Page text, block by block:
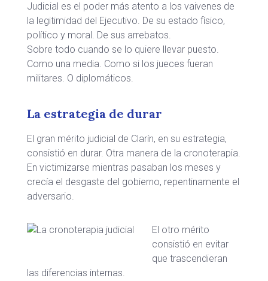
Judicial es el poder más atento a los vaivenes de
la legitimidad del Ejecutivo. De su estado físico,
político y moral. De sus arrebatos.
Sobre todo cuando se lo quiere llevar puesto.
Como una media. Como si los jueces fueran
militares. O diplomáticos.
La estrategia de durar
El gran mérito judicial de Clarín, en su estrategia,
consistió en durar. Otra manera de la cronoterapia.
En victimizarse mientras pasaban los meses y
crecía el desgaste del gobierno, repentinamente el
adversario.
El otro mérito
consistió en evitar
que trascendieran
las diferencias internas.